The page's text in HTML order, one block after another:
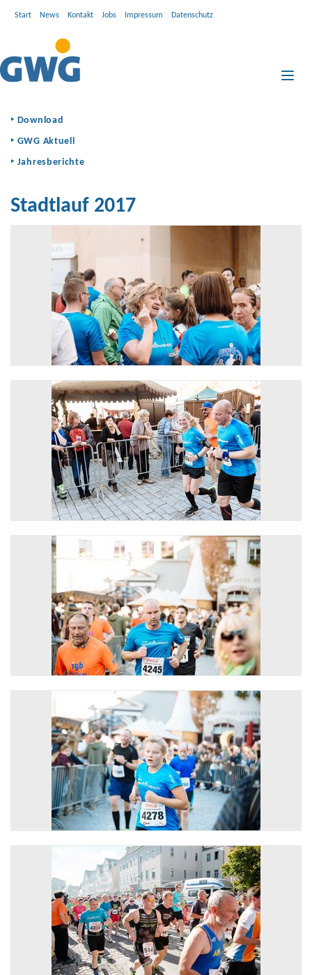
Start News Kontakt Jobs Impressum Datenschutz
Toggle
Download
GWG Aktuell
Jahresberichte
Stadtlauf 2017